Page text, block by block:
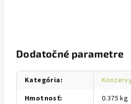
Dodatočné parametre
Kategória:
Hmotnosť: 0.375 kg